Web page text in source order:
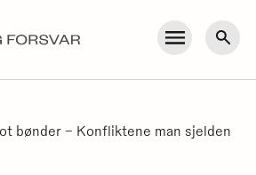
Meny Søk
bønder – Konfliktene man sjelden